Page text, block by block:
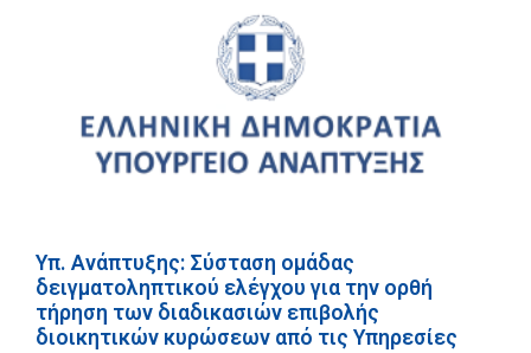
Υπ. Ανάπτυξης: Σύσταση ομάδας
δειγματοληπτικού ελέγχου για την ορθή
τήρηση των διαδικασιών επιβολής
διοικητικών κυρώσεων από τις Υπηρεσίες